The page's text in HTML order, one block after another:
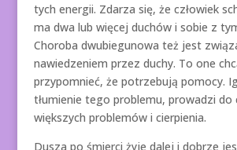
tych energii. Zdarza się, że człowiek
ma dwa lub więcej duchów i sobie z
Choroba dwubiegunowa też jest
nawiedzeniem przez duchy. To one
przypomnieć, że potrzebują pomocy.
tłumienie tego problemu, prowadzi do
większych problemów i cierpienia.
Dusza po śmierci żyje dalej i dobrze